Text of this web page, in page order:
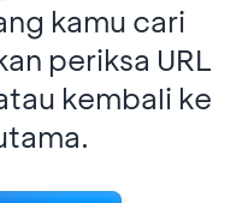
kamu cari
periksa URL
kembali ke